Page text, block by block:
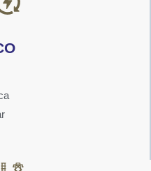
Implementado por: